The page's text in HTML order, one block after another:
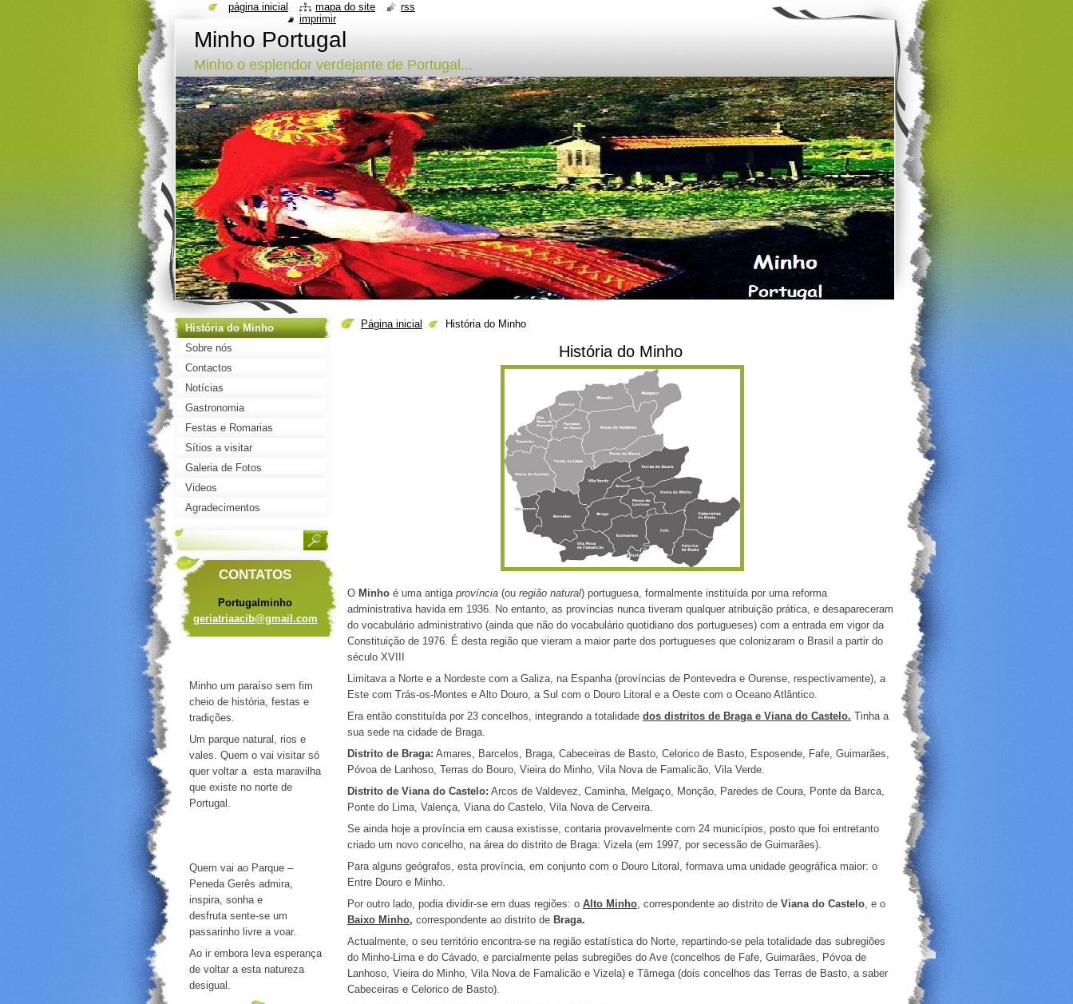
Minho Portugal
Minho o esplendor verdejante de Portugal...
Página inicial História do Minho
História do Minho
O Minho é uma antiga província (ou região natural) portuguesa, formalmente instituída por uma reforma
administrativa havida em 1936. No entanto, as províncias nunca tiveram qualquer atribuição prática, e desapareceram
do vocabulário administrativo (ainda que não do vocabulário quotidiano dos portugueses) com a entrada em vigor da
Constituição de 1976. É desta região que vieram a maior parte dos portugueses que colonizaram o Brasil a partir do
século XVIII
Limitava a Norte e a Nordeste com a Galiza, na Espanha (províncias de Pontevedra e Ourense, respectivamente), a
Este com Trás-os-Montes e Alto Douro, a Sul com o Douro Litoral e a Oeste com o Oceano Atlântico.
Era então constituída por 23 concelhos, integrando a totalidade dos distritos de Braga e Viana do Castelo. Tinha a
sua sede na cidade de Braga.
Distrito de Braga: Amares, Barcelos, Braga, Cabeceiras de Basto, Celorico de Basto, Esposende, Fafe, Guimarães,
Póvoa de Lanhoso, Terras do Bouro, Vieira do Minho, Vila Nova de Famalicão, Vila Verde.
Distrito de Viana do Castelo: Arcos de Valdevez, Caminha, Melgaço, Monção, Paredes de Coura, Ponte da Barca,
Ponte do Lima, Valença, Viana do Castelo, Vila Nova de Cerveira.
Se ainda hoje a província em causa existisse, contaria provavelmente com 24 municípios, posto que foi entretanto
criado um novo concelho, na área do distrito de Braga: Vizela (em 1997, por secessão de Guimarães).
Para alguns geógrafos, esta província, em conjunto com o Douro Litoral, formava uma unidade geográfica maior: o
Entre Douro e Minho.
Por outro lado, podia dividir-se em duas regiões: o Alto Minho, correspondente ao distrito de Viana do Castelo, e o
Baixo Minho, correspondente ao distrito de Braga.
Actualmente, o seu território encontra-se na região estatística do Norte, repartindo-se pela totalidade das subregiões
do Minho-Lima e do Cávado, e parcialmente pelas subregiões do Ave (concelhos de Fafe, Guimarães, Póvoa de
Lanhoso, Vieira do Minho, Vila Nova de Famalicão e Vizela) e Tâmega (dois concelhos das Terras de Basto, a saber
Cabeceiras e Celorico de Basto).
História do Minho
Sobre nós
Contactos
Notícias
Gastronomia
Festas e Romarias
Sítios a visitar
Galeria de Fotos
Videos
Agradecimentos
CONTATOS
Portugalminho
geriatriaacib@gmail.com
Minho um paraíso sem fim
cheio de história, festas e
tradições.
Um parque natural, rios e
vales. Quem o vai visitar só
quer voltar a esta maravilha
que existe no norte de
Portugal.
Quem vai ao Parque –
Peneda Gerês admira,
inspira, sonha e
desfruta sente-se um
passarinho livre a voar.
Ao ir embora leva esperança
de voltar a esta natureza
desigual.
página inicial mapa do site
rss
imprimir